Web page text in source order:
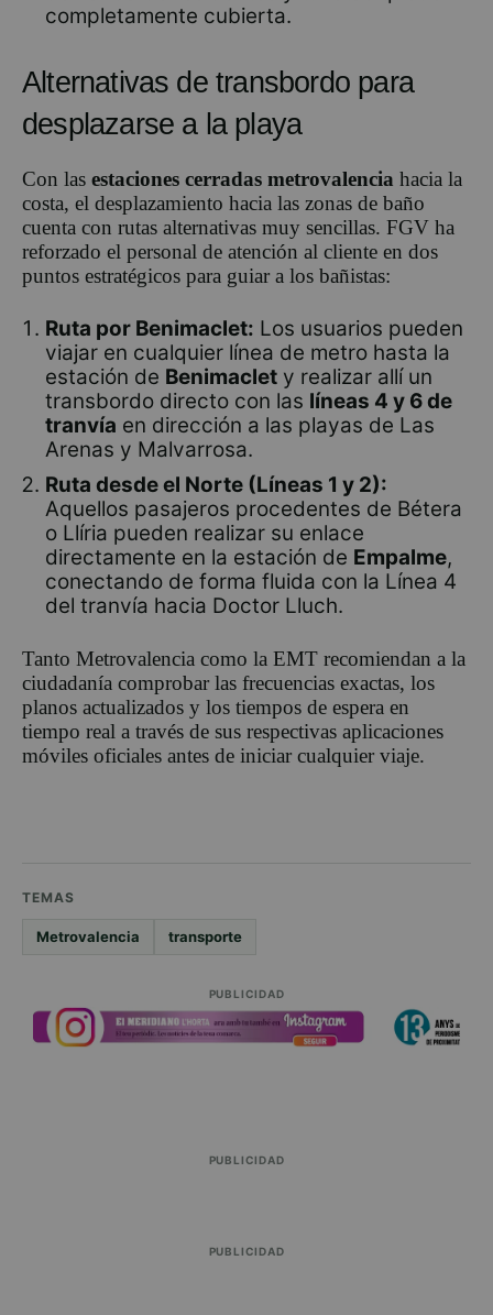
completamente cubierta.
Alternativas de transbordo para
desplazarse a la playa
Con las estaciones cerradas metrovalencia hacia la
costa, el desplazamiento hacia las zonas de baño
cuenta con rutas alternativas muy sencillas. FGV ha
reforzado el personal de atención al cliente en dos
puntos estratégicos para guiar a los bañistas:
Ruta por Benimaclet: Los usuarios pueden
viajar en cualquier línea de metro hasta la
estación de Benimaclet y realizar allí un
transbordo directo con las líneas 4 y 6 de
tranvía en dirección a las playas de Las
Arenas y Malvarrosa.
Ruta desde el Norte (Líneas 1 y 2):
Aquellos pasajeros procedentes de Bétera
o Llíria pueden realizar su enlace
directamente en la estación de Empalme,
conectando de forma fluida con la Línea 4
del tranvía hacia Doctor Lluch.
Tanto Metrovalencia como la EMT recomiendan a la
ciudadanía comprobar las frecuencias exactas, los
planos actualizados y los tiempos de espera en
tiempo real a través de sus respectivas aplicaciones
móviles oficiales antes de iniciar cualquier viaje.
TEMAS
Metrovalencia transporte
PUBLICIDAD
PUBLICIDAD
PUBLICIDAD